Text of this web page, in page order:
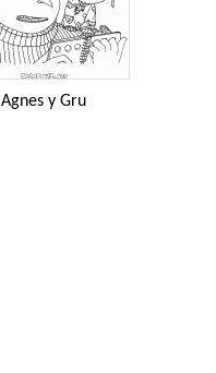
Agnes y Gru